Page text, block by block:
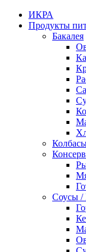
ИКРА
Продукты
Бакалея
Соусы /